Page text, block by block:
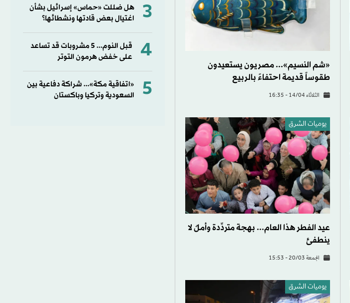
«شم النسيم»... مصريون يستعيدون
طقوساً قديمة احتفاءً بالربيع
الثلاثاء 14/04 - 16:35
يوميات الشرق
عيد الفطر هذا العام... بهجة متردِّدة وأملٌ لا
ينطفئ
الجمعة 20/03 - 15:53
يوميات الشرق
3
هل ضللت «حماس» إسرائيل بشأن
اغتيال بعض قادتها ونشطائها؟
4
قبل النوم... 5 مشروبات قد تساعد
على خفض هرمون التوتر
5
«اتفاقية مكة»... شراكة دفاعية بين
السعودية وتركيا وباكستان